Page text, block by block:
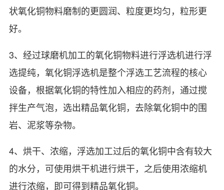
状氧化铜物料磨制的更圆润、粒度更均匀，粒形更
好。
3、经过球磨机加工的氧化铜物料进行浮选机进行浮
选提纯，氧化铜浮选机是整个浮选工艺流程的核心
设备，根据氧化铜的特性加入相应的药剂，通过搅
拌生产气泡，选出精品氧化铜，去除氧化铜中的围
岩、泥浆等杂物。
4、烘干、浓缩，浮选加工过后的氧化铜中含有较大
的水分，可使用烘干机进行烘干，之后使用浓缩机
进行浓缩，即可得到精品氧化铜。